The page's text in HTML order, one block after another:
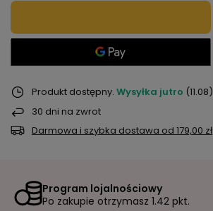
Produkt dostępny Wysyłka jutro (11.08)
30 dni na zwrot
Darmowa i szybka dostawa od 179,00 zł
Program lojalnościowy
Po zakupie otrzymasz 1.42 pkt.